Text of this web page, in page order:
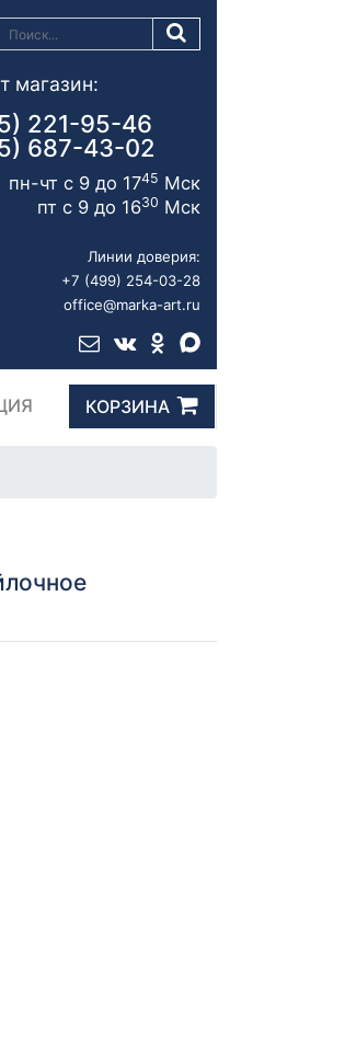
магазин:
221-95-46
687-43-02
пн-чт с 9 до 1745 Мск
пт с 9 до 1630 Мск
Линии доверия:
+7 (499) 254-03-28
office@marka-art.ru
КОРЗИНА